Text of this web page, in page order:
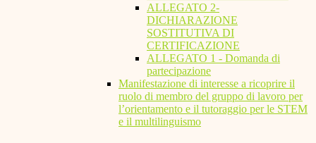
ALLEGATO 2-
DICHIARAZIONE
SOSTITUTIVA DI
CERTIFICAZIONE
ALLEGATO 1 - Domanda di
partecipazione
Manifestazione di interesse a ricoprire il
ruolo di membro del gruppo di lavoro per
l’orientamento e il tutoraggio per le STEM
e il multilinguismo